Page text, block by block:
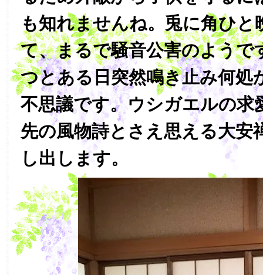
も知れませんね。兎に角ひと
て、まるで騒音公害のようで
つとある日突然鳴き止み何処
不思議です。ウシガエルの求
先の風物詩とさえ思える大安
し出します。